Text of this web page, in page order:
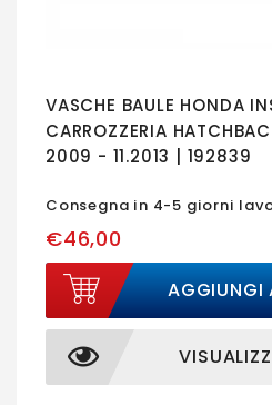
VASCHE BAULE HONDA
CARROZZERIA
2009 - 11.2013 | 192839
Consegna in 4-5 giorni
€46,00
AGGIUNGI